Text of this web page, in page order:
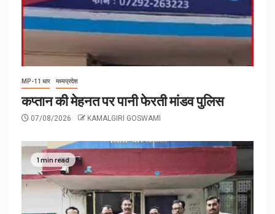
MP-11 धार मध्यप्रदेश
कप्तान की मेहनत पर पानी फेरती मांडव पुलिस
07/08/2026 KAMALGIRI GOSWAMI
1 min read